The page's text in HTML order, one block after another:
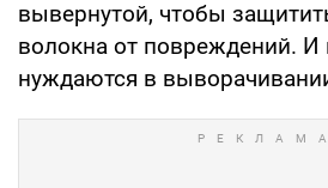
вывернутой, чтобы
волокна от повреждений. И
нуждаются в